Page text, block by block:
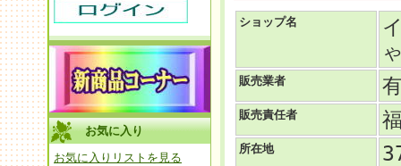
お気に入り
お気に入りリストを見る
ショップ名
販売業者
販売責任者
所在地